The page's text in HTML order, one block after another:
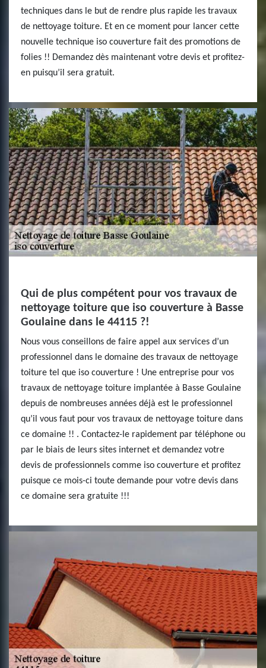
techniques dans le but de rendre plus rapide les travaux
de nettoyage toiture. Et en ce moment pour lancer cette
nouvelle technique iso couverture fait des promotions de
folies !! Demandez dès maintenant votre devis et profitez-
en puisqu’il sera gratuit.
Qui de plus compétent pour vos travaux de
nettoyage toiture que iso couverture à Basse
Goulaine dans le 44115 ?!
Nous vous conseillons de faire appel aux services d’un
professionnel dans le domaine des travaux de nettoyage
toiture tel que iso couverture ! Une entreprise pour vos
travaux de nettoyage toiture implantée à Basse Goulaine
depuis de nombreuses années déjà est le professionnel
qu’il vous faut pour vos travaux de nettoyage toiture dans
ce domaine !! . Contactez-le rapidement par téléphone ou
par le biais de leurs sites internet et demandez votre
devis de professionnels comme iso couverture et profitez
puisque ce mois-ci toute demande pour votre devis dans
ce domaine sera gratuite !!!